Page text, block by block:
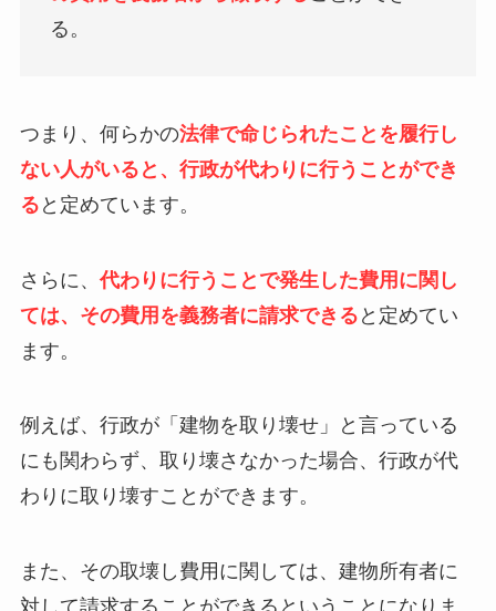
る。
つまり、何らかの法律で命じられたことを履行し
ない人がいると、行政が代わりに行うことができ
る と定めています。
さらに、 代わりに行うことで発生した費用に関し
ては、その費用を義務者に請求できる と定めてい
ます。
例えば、行政が「建物を取り壊せ」と言っている
にも関わらず、取り壊さなかった場合、行政が代
わりに取り壊すことができます。
また、その取壊し費用に関しては、建物所有者に